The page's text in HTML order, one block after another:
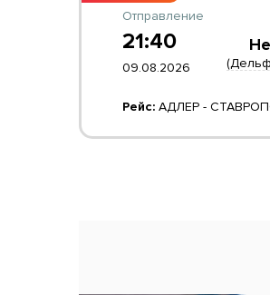
Отправление
21:40
09.08.2026
Рейс: АДЛЕР -